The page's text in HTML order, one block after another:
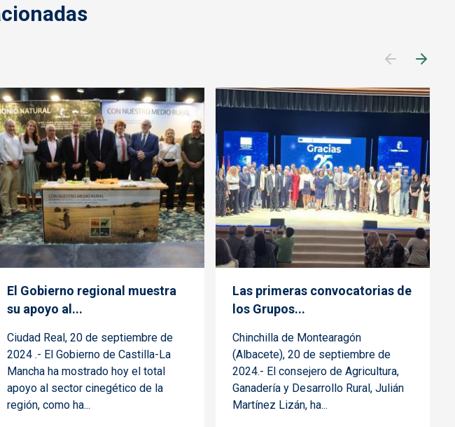
El Gobierno regional muestra
su apoyo al...
Ciudad Real, 20 de septiembre de
2024 .- El Gobierno de Castilla-La
Mancha ha mostrado hoy el total
apoyo al sector cinegético de la
región, como ha...
Las primeras convocatorias de
los Grupos...
Chinchilla de Montearagón
(Albacete), 20 de septiembre de
2024.- El consejero de Agricultura,
Ganadería y Desarrollo Rural, Julián
Martínez Lizán, ha...